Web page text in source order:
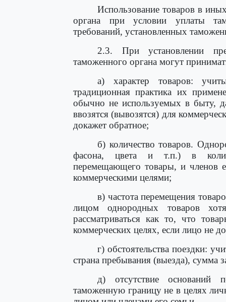
Использование товаров в
органа при условии уплаты
требований, установленных
2.3. При установлении
таможенного органа могут
а) характер товаров:
традиционная практика их
обычно не используемых в быту,
ввозятся (вывозятся) для
докажет обратное;
б) количество товаров.
фасона, цвета и т.п.) в
перемещающего товары, и членов
коммерческими целями;
в) частота перемещения
лицом однородных товаров
рассматриваться как то, что
коммерческих целях, если лицо не
г) обстоятельства поездки:
страна пребывания (выезда), сумма
д) отсутствие оснований
таможенную границу не в целях